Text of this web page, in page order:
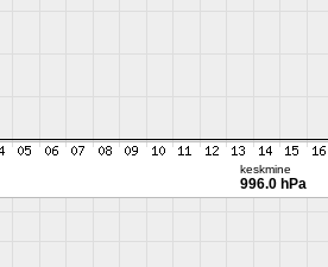
keskmine
996.0 hPa